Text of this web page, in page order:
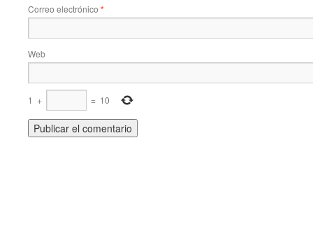
Correo electrónico *
Web
1 + = 10